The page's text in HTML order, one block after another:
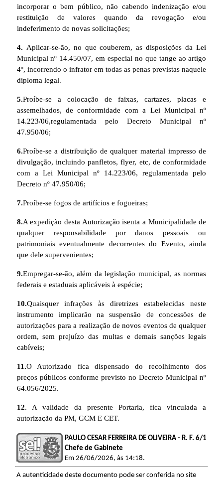
incorporar o bem público, não cabendo indenização e/ou
restituição de valores quando da revogação e/ou
indeferimento de novas solicitações;
4. Aplicar-se-ão, no que couberem, as disposições da Lei
Municipal nº 14.450/07, em especial no que tange ao artigo
4º, incorrendo o infrator em todas as penas previstas naquele
diploma legal.
5.Proíbe-se a colocação de faixas, cartazes, placas e
assemelhados, de conformidade com a Lei Municipal nº
14.223/06,regulamentada pelo Decreto Municipal nº
47.950/06;
6.Proíbe-se a distribuição de qualquer material impresso de
divulgação, incluindo panfletos, flyer, etc, de conformidade
com a Lei Municipal nº 14.223/06, regulamentada pelo
Decreto nº 47.950/06;
7.Proíbe-se fogos de artifícios e fogueiras;
8.A expedição desta Autorização isenta a Municipalidade de
qualquer responsabilidade por danos pessoais ou
patrimoniais eventualmente decorrentes do Evento, ainda
que dele supervenientes;
9.Empregar-se-ão, além da legislação municipal, as normas
federais e estaduais aplicáveis à espécie;
10.Quaisquer infrações às diretrizes estabelecidas neste
instrumento implicarão na suspensão de concessões de
autorizações para a realização de novos eventos de qualquer
ordem, sem prejuízo das multas e demais sanções legais
cabíveis;
11.O Autorizado fica dispensado do recolhimento dos
preços públicos conforme previsto no Decreto Municipal nº
64.056/2025.
12. A validade da presente Portaria, fica vinculada a
autorização da PM, GCM E CET.
PAULO CESAR FERREIRA DE OLIVEIRA - R. F. 6/1
Chefe de Gabinete
Em 26/06/2026, às 14:18.
A autenticidade deste documento pode ser conferida no site